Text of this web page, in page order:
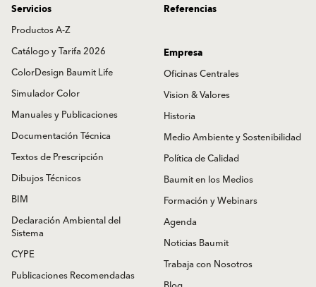
Servicios
Productos A-Z
Catálogo y Tarifa 2026
ColorDesign Baumit Life
Simulador Color
Manuales y Publicaciones
Documentación Técnica
Textos de Prescripción
Dibujos Técnicos
BIM
Declaración Ambiental del
Sistema
CYPE
Publicaciones Recomendadas
Referencias
Empresa
Oficinas Centrales
Vision & Valores
Historia
Medio Ambiente y Sostenibilidad
Política de Calidad
Baumit en los Medios
Formación y Webinars
Agenda
Noticias Baumit
Trabaja con Nosotros